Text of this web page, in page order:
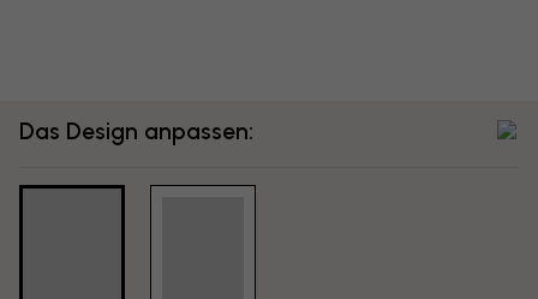
Das Design anpassen: